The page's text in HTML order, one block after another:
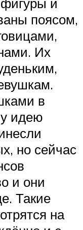
поясом,
Их
в
идею
но сейчас
и они
Такие
на